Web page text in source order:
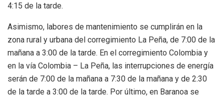
4:15 de la tarde.
Asimismo, labores de mantenimiento se cumplirán en la
zona rural y urbana del corregimiento La Peña, de 7:00 de la
mañana a 3:00 de la tarde. En el corregimiento Colombia y
en la vía Colombia – La Peña, las interrupciones de energía
serán de 7:00 de la mañana a 7:30 de la mañana y de 2:30
de la tarde a 3:00 de la tarde. Por último, en Baranoa se